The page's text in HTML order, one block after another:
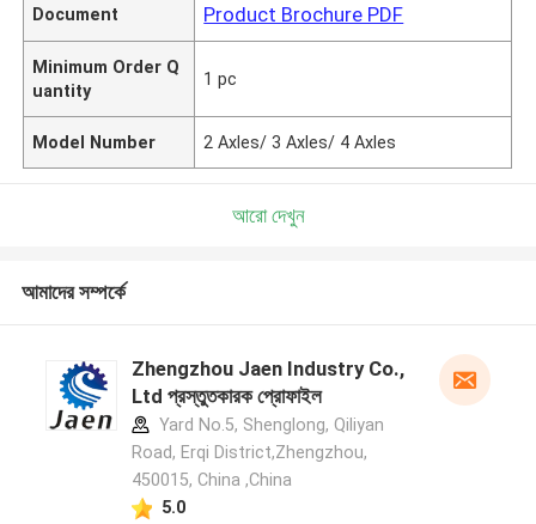
Document Product Brochure PDF
Minimum Order Q
uantity
1 pc
Model Number 2 Axles/ 3 Axles/ 4 Axles
আরো দেখুন
আমাদের সম্পর্কে
Zhengzhou Jaen Industry Co.,
Ltd প্রস্তুতকারক প্রোফাইল
Yard No.5, Shenglong, Qiliyan
Road, Erqi District,Zhengzhou,
450015, China ,China
5.0